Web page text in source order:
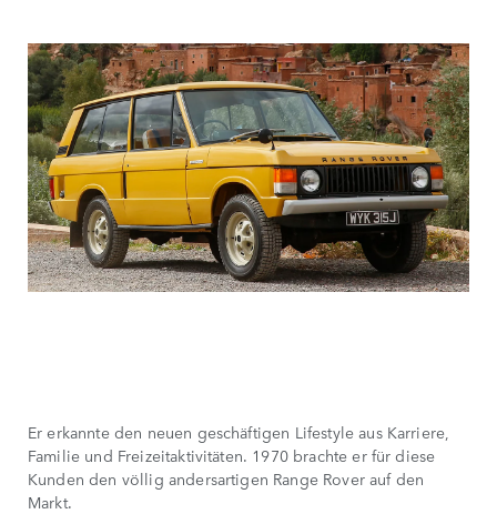
Er erkannte den neuen geschäftigen Lifestyle aus Karriere,
Familie und Freizeitaktivitäten. 1970 brachte er für diese
Kunden den völlig andersartigen Range Rover auf den
Markt.